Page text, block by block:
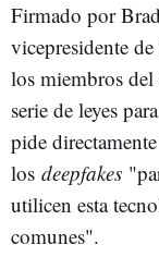
Firmado por
vicepresidente
los miembros
serie de leyes
pide
los deepfakes
utilicen esta
comunes".